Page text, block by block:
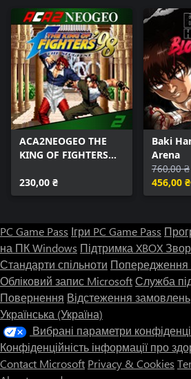
ACA2NEOGEO THE
KING OF FIGHTERS
230,00 ₴
Baki
Arena
760,00 ₴
456,00
PC Game Pass Ігри PC Game Pass
на ПК Windows Підтримка XBOX
Стандарти спільноти Попередження
Обліковий запис MicrosoftСлужба
Повернення Відстеження замовлень
Українська (Україна)
Вибрані параметри
Конфіденційність інформації про
Contact Microsoft Privacy & Cookies